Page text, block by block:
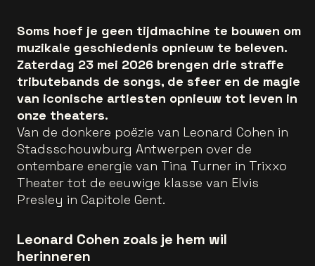
Soms hoef je geen tijdmachine te bouwen om
muzikale geschiedenis opnieuw te beleven.
Zaterdag 23 mei 2026 brengen drie straffe
tributebands de songs, de sfeer en de magie
van iconische artiesten opnieuw tot leven in
onze theaters.
Van de donkere poëzie van Leonard Cohen in
Stadsschouwburg Antwerpen over de
ontembare energie van Tina Turner in Trixxo
Theater tot de eeuwige klasse van Elvis
Presley in Capitole Gent.
Leonard Cohen zoals je hem wil
herinneren